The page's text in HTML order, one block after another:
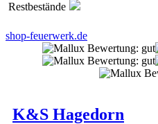
Restbestände
shop-feuerwerk.de
K&S Hagedorn